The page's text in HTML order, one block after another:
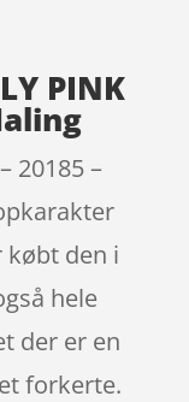
PINK
20185 –
den i
hele
der er en
forkerte.